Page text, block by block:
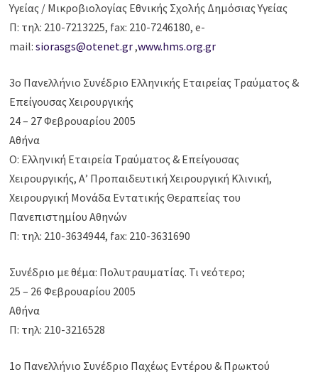
Υγείας / Μικροβιολογίας Εθνικής Σχολής Δημόσιας Υγείας
Π: τηλ: 210-7213225, fax: 210-7246180, e-
mail:siorasgs@otenet.gr,www.hms.org.gr
3ο Πανελλήνιο Συνέδριο Ελληνικής Εταιρείας Τραύματος &
Επείγουσας Χειρουργικής
24 – 27 Φεβρουαρίου 2005
Αθήνα
Ο: Ελληνική Εταιρεία Τραύματος & Επείγουσας
Χειρουργικής, Α’ Προπαιδευτική Χειρουργική Κλινική,
Χειρουργική Μονάδα Εντατικής Θεραπείας του
Πανεπιστημίου Αθηνών
Π: τηλ: 210-3634944, fax: 210-3631690
Συνέδριο με θέμα: Πολυτραυματίας. Τι νεότερο;
25 – 26 Φεβρουαρίου 2005
Αθήνα
Π: τηλ: 210-3216528
1ο Πανελλήνιο Συνέδριο Παχέως Εντέρου & Πρωκτού